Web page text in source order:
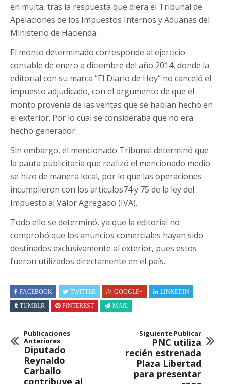
en multa, tras la respuesta que diera el Tribunal de
Apelaciones de los Impuestos Internos y Aduanas del
Ministerio de Hacienda.
El monto determinado corresponde al ejercicio
contable de enero a diciembre del año 2014, donde la
editorial con su marca “El Diario de Hoy“ no canceló el
impuesto adjudicado, con el argumento de que el
monto provenía de las ventas que se habían hecho en
el exterior. Por lo cual se consideraba que no era
hecho generador.
Sin embargo, el mencionado Tribunal determinó que
la pauta publicitaria que realizó el mencionado medio
se hizo de manera local, por lo que las operaciones
incumplieron con los artículos74 y 75 de la ley del
Impuesto al Valor Agregado (IVA).
Todo ello se determinó, ya que la editorial no
comprobó que los anuncios comerciales hayan sido
destinados exclusivamente al exterior, pues estos
fueron utilizados directamente en el país.
FACEBOOK TWITTER GOOGLE+
LINKEDIN
TUMBLR
PINTEREST MAIL
Publicaciones
Anteriores
Diputado
Reynaldo
Carballo
contribuye al
Siguiente Publicar
PNC utiliza
recién estrenada
Plaza Libertad
para presentar